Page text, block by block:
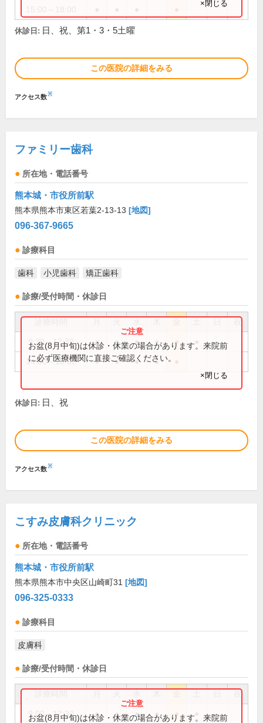
×閉じる
休診日: 日、祝、第1・3・5土曜
この医院の詳細をみる
アクセス数※
ファミリー歯科
所在地・電話番号
熊本城・市役所前駅
熊本県熊本市東区若葉2-13-13 [地図]
096-367-9665
診療科目
歯科 小児歯科 矯正歯科
診療/受付時間・休診日
祝
9:30～12:30 ● ● ● ● ●
14:00～18:00 ● ● ● ●
お盆(8月中旬)は休診・休業の場合があります。来院前
に必ず医療機関に直接ご確認ください。
×閉じる
休診日: 日、祝
この医院の詳細をみる
アクセス数※
こすみ皮膚科クリニック
所在地・電話番号
熊本城・市役所前駅
熊本県熊本市中央区山崎町31 [地図]
096-325-0333
診療科目
皮膚科
診療/受付時間・休診日
祝
9:00～12:30 ● ● ● ● ●
お盆(8月中旬)は休診・休業の場合があります。来院前